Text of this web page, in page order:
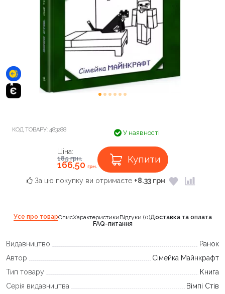
КОД ТОВАРУ: 483288 У наявності
Ціна:
185грн.
166,50 грн.
Купити
За цю покупку ви отримаєте +8.33 грн
Усе про товарОписХарактеристикиВідгуки (0)Доставка та оплата
FAQ-питання
Видавництво
Ранок
Автор
Сімейка Майнкрафт
Тип товару
Книга
Серія видавництва
Вімпі Стів